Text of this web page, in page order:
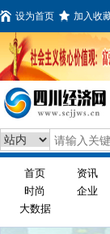
设为首页 加入收
首页 资讯
时尚
企业
大数据